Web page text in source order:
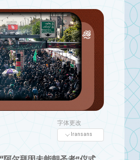
字体更改